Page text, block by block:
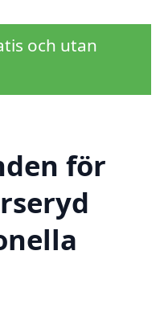
och utan
för